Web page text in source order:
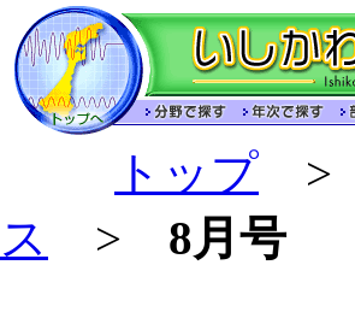
トップ >
ス
> 8月号